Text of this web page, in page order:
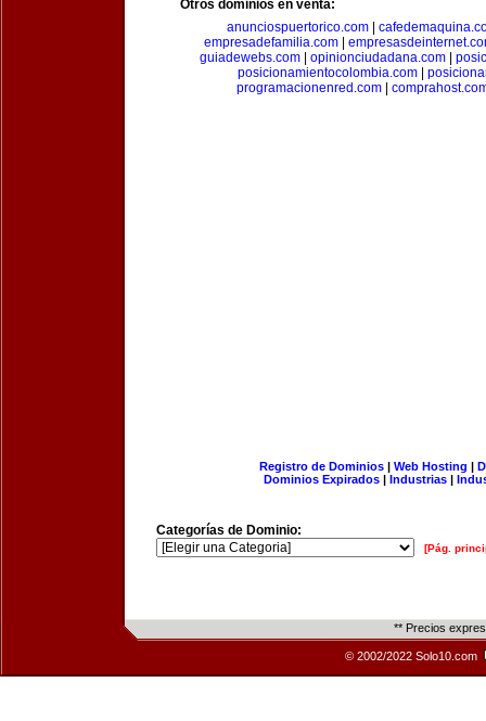
Otros dominios en venta:
anunciospuertorico.com|
empresadefamilia.com
guiadewebs.com
opinionciudadana.com
posicionamientocolombia.com|
programacionenred.com
Registro de Dominios| Web Hosting |
Dominios Expirados | Industrias |
Categorías de Dominio:
[Pág.
** Precios
© 2002/2022 Solo10.com